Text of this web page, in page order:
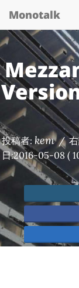
Monotalk
投稿者: kem /
日:2016-05-08 (